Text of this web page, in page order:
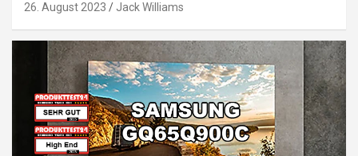
26. August 2023 Jack Williams